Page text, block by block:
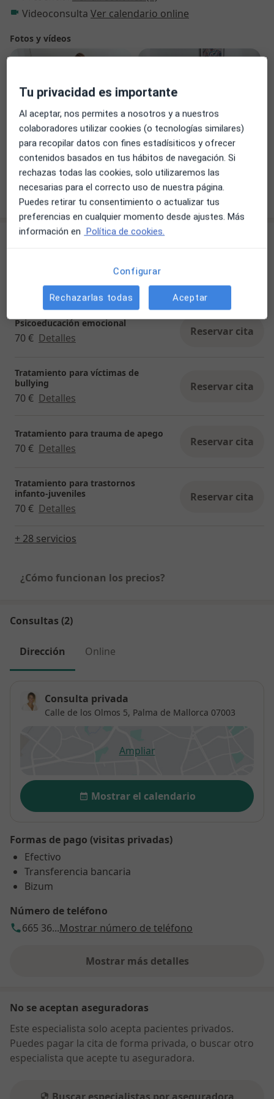
participando en grupos de trabajo y supervisión. Mi
objetivo es ofrecer un espacio donde cada persona
reciba una atención personalizada y especializada,
adaptada a sus necesidades.
Videoconsulta Ver calendario online
Fotos y vídeos
Ver galería (6)
Mostrar más detalles
sobre la experiencia
Servicios y precios
agresivos en niños y adolescentes
Detalles
Psicoeducación emocional
70 € Detalles Reservar cita
Tratamiento para víctimas de
bullying
70 € Detalles
Reservar cita
Tratamiento para trauma de apego
70 € Detalles Reservar cita
Tratamiento para trastornos
infanto-juveniles
70 € Detalles
Reservar cita
+ 28 servicios
¿Cómo funcionan los precios?
Consultas (2)
Dirección Online
Consulta privada
Calle de los Olmos 5, Palma de Mallorca 07003
Ampliarse abre en una nueva
Disponibilidad
Mostrar el calendario
Formas de pago (visitas privadas)
Efectivo
Transferencia bancaria
Bizum
Número de teléfono
665 36...Mostrar número de teléfono
Mostrar más detalles
sobre la dirección
No se aceptan aseguradoras
Este especialista solo acepta pacientes privados.
Puedes pagar la cita de forma privada, o buscar otro
especialista que acepte tu aseguradora.
Tu privacidad es importante
Al aceptar, nos permites a nosotros y a nuestros
colaboradores utilizar cookies (o tecnologías similares)
para recopilar datos con fines estadísiticos y ofrecer
contenidos basados en tus hábitos de navegación. Si
rechazas todas las cookies, solo utilizaremos las
necesarias para el correcto uso de nuestra página.
Puedes retirar tu consentimiento o actualizar tus
preferencias en cualquier momento desde ajustes. Más
información en Política de cookies.
Configurar
Rechazarlas todas Aceptar